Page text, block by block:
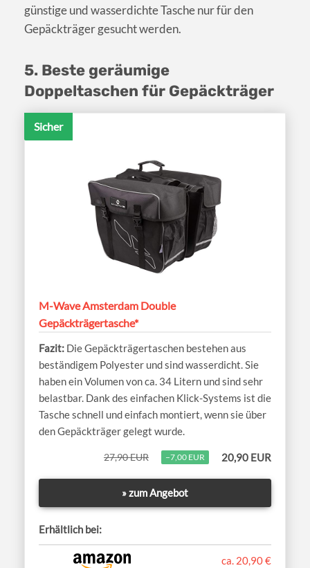
günstige und wasserdichte Tasche nur für den
Gepäckträger gesucht werden.
5. Beste geräumige
Doppeltaschen für Gepäckträger
Sicher
M-Wave Amsterdam Double
Gepäckträgertasche*
Die Gepäckträgertaschen bestehen aus
beständigem Polyester und sind wasserdicht. Sie
haben ein Volumen von ca. 34 Litern und sind sehr
belastbar. Dank des einfachen Klick-Systems ist die
Tasche schnell und einfach montiert, wenn sie über
den Gepäckträger gelegt wurde.
27,90 EUR −7,00 EUR 20,90 EUR
» zum Angebot
Erhältlich bei:
ca. 20,90 €